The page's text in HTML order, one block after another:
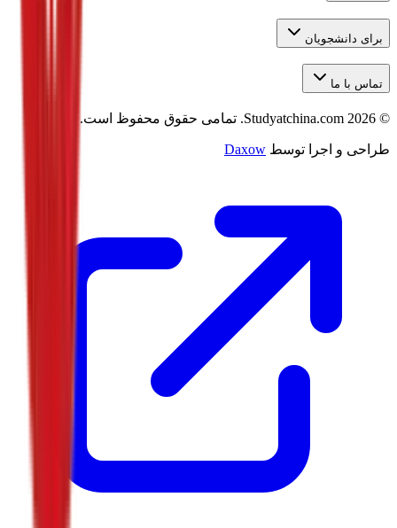
برای دانشجویان
تماس با ما
©
2026 تمامی حقوق محفوظ است.
طراحی و اجرا توسط Daxow